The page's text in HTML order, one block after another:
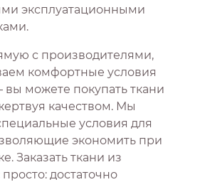
эксплуатационными
с производителями,
комфортные условия
вы можете покупать ткани
качеством. Мы
условия для
экономить при
Заказать ткани из
достаточно